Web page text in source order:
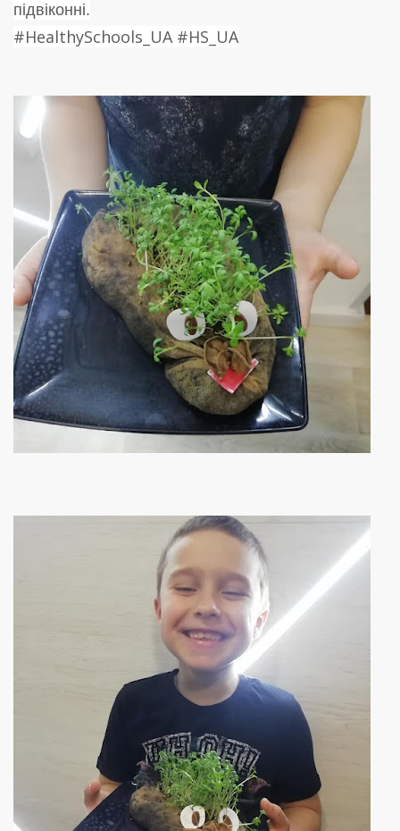
підвіконні.
#HealthySchools_UA #HS_UA